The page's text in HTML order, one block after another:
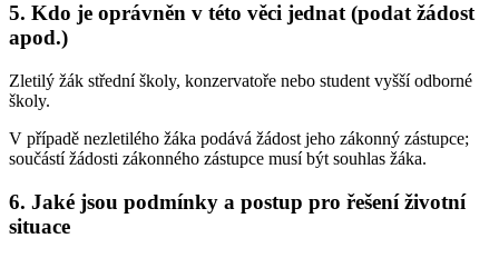
5. Kdo je oprávněn v této věci jednat (podat žádost
apod.)
Zletilý žák střední školy, konzervatoře nebo student vyšší odborné
školy.
V případě nezletilého žáka podává žádost jeho zákonný zástupce;
součástí žádosti zákonného zástupce musí být souhlas žáka.
6. Jaké jsou podmínky a postup pro řešení životní
situace